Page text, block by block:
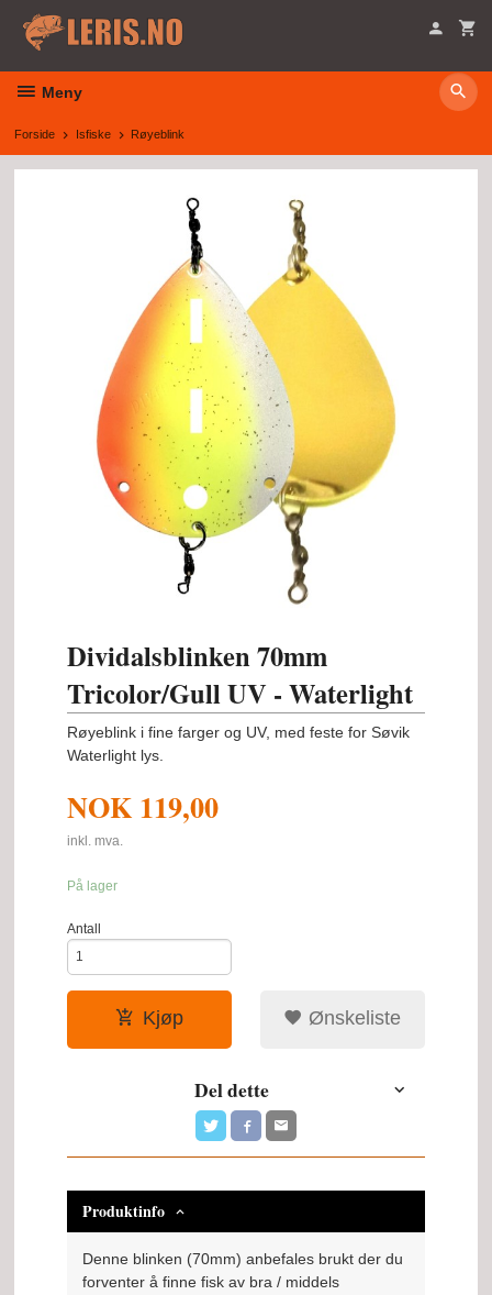
innholdet
Meny
Forside Isfiske Røyeblink
Dividalsblinken 70mm
Tricolor/Gull UV - Waterlight
Røyeblink i fine farger og UV, med feste for Søvik
Waterlight lys.
NOK 119,00
inkl. mva.
På lager
Antall
Kjøp Ønskeliste
Del dette
Produktinfo
Denne blinken (70mm) anbefales brukt der du
forventer å finne fisk av bra / middels